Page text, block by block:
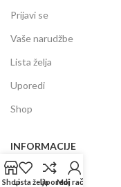
Prijavi se
Vaše narudžbe
Lista želja
Uporedi
Shop
INFORMACIJE
Prodajni centar
ShopLista željaUporediMoj račun